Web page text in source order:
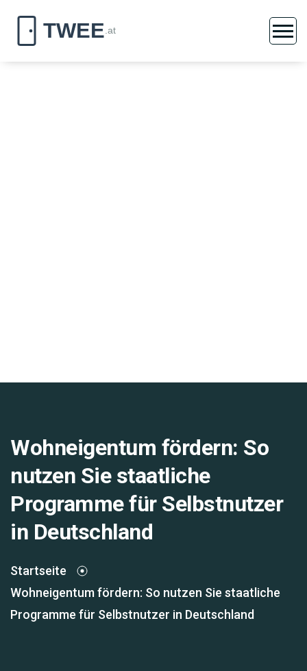
Wohneigentum fördern: So
nutzen Sie staatliche
Programme für Selbstnutzer
in Deutschland
Startseite
Wohneigentum fördern: So nutzen Sie staatliche
Programme für Selbstnutzer in Deutschland